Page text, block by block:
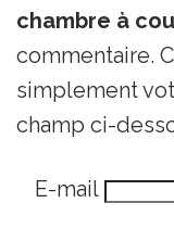
chambre à
commentaire.
simplement
champ ci-
E-mail